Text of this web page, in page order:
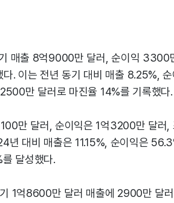
매출 8억9000만 달러, 순이익 3300
다. 이는 전년 동기 대비 매출 8.25%,
만 달러로 마진율 14%를 기록했다.
만 달러, 순이익은 1억3200만 달러
년 대비 매출은 11.15%, 순이익은
달성했다.
1억8600만 달러 매출에 2900만 달